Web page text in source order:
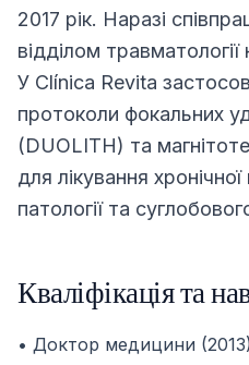
2017 рік. Наразі
відділом
У Clínica Revita
протоколи фокальних
(DUOLITH) та
для лікування
патології та
Кваліфікація та
• Доктор медицини